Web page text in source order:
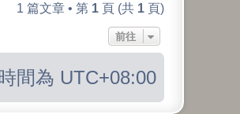
端
1 篇文章 • 第 1 頁 (共 1 頁)
前往
間為 UTC+08:00